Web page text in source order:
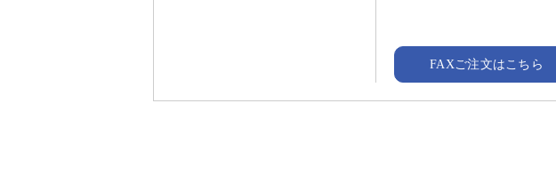
FAXご注文はこちら